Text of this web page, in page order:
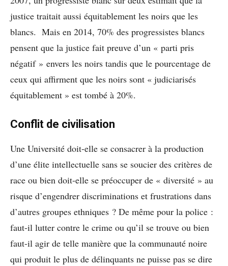
justice traitait aussi équitablement les noirs que les
blancs. Mais en 2014, 70% des progressistes blancs
pensent que la justice fait preuve d’un « parti pris
négatif » envers les noirs tandis que le pourcentage de
ceux qui affirment que les noirs sont « judiciarisés
équitablement » est tombé à 20%.
Conflit de civilisation
Une Université doit-elle se consacrer à la production
d’une élite intellectuelle sans se soucier des critères de
race ou bien doit-elle se préoccuper de « diversité » au
risque d’engendrer discriminations et frustrations dans
d’autres groupes ethniques ? De même pour la police :
faut-il lutter contre le crime ou qu’il se trouve ou bien
faut-il agir de telle manière que la communauté noire
qui produit le plus de délinquants ne puisse pas se dire